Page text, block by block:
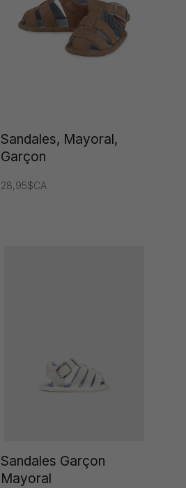
Sandales, Mayoral,
Garçon
28,95$CA
Sandales Garçon
Mayoral